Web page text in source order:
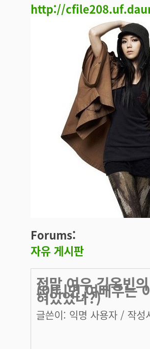
http://
Forums:
자유 게시판
정말 여우 김옥빈
(아니면,여배우는
혀있었나?)
글쓴이: 익명 사용자 / 작성